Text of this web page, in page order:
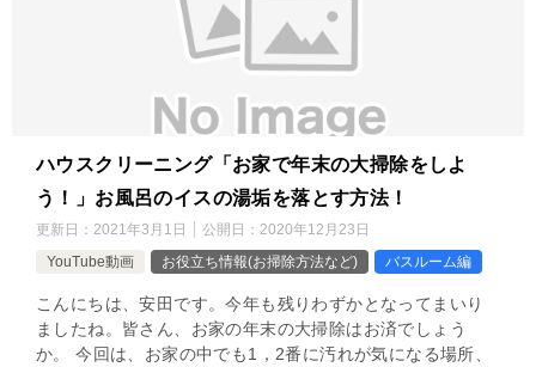
ハウスクリーニング「お家で年末の大掃除をしよ
う！」お風呂のイスの湯垢を落とす方法！
更新日： 2021年3月1日 公開日： 2020年12月23日
YouTube動画
お役立ち情報(お掃除方法など) バスルーム編
こんにちは、安田です。今年も残りわずかとなってまいり
ましたね。皆さん、お家の年末の大掃除はお済でしょう
か。 今回は、お家の中でも1，2番に汚れが気になる場所、